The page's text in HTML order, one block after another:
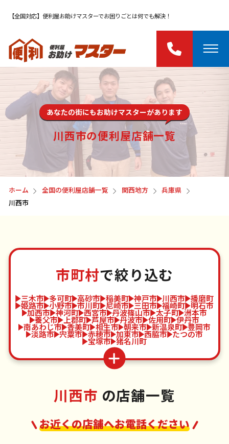
【全国対応】便利屋お助けマスターでお困りごとは何でも解決！
あなたの街にもお助けマスターがあります
川西市の便利屋店舗一覧
ホーム 全国の便利屋店舗一覧 関西地方
兵庫県
川西市
市町村で絞り込む
三木市 多可町 高砂市 稲美町 神戸市 川西市 播磨町
姫路市 小野市 市川町 尼崎市 三田市 福崎町 明石市
加西市 神河町 西宮市 丹波篠山市 太子町 洲本市
養父市 上郡町 芦屋市 丹波市 佐用町 伊丹市
南あわじ市 香美町 相生市 朝来市 新温泉町 豊岡市
淡路市 宍粟市 赤穂市 加東市 西脇市 たつの市
宝塚市 猪名川町
川西市 の店舗一覧
お近くの店舗へお電話ください